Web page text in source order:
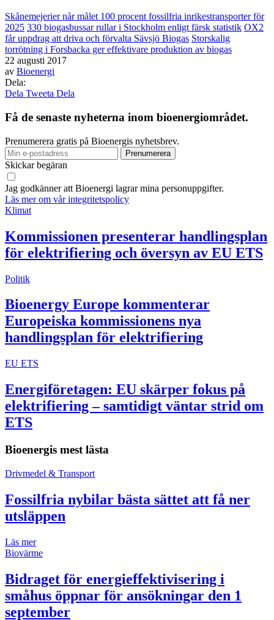
Skånemejerier når målet 100 procent fossilfria inrikestransporter för
2025 330 biogasbussar rullar i Stockholm enligt färsk statistik OX2
får uppdrag att driva och förvalta Sävsjö Biogas Storskalig
torrötning i Forsbacka ger effektivare produktion av biogas
22 augusti 2017
av Bioenergi
Dela:
Dela Tweeta Dela
Få de senaste nyheterna inom bioenergiområdet.
Prenumerera gratis på Bioenergis nyhetsbrev.
Skickar begäran
Jag godkänner att Bioenergi lagrar mina personuppgifter.
Läs mer om vår integritetspolicy
Klimat
Kommissionen presenterar handlingsplan
för elektrifiering och översyn av EU ETS
Politik
Bioenergy Europe kommenterar
Europeiska kommissionens nya
handlingsplan för elektrifiering
EU ETS
Energiföretagen: EU skärper fokus på
elektrifiering – samtidigt väntar strid om
ETS
Bioenergis mest lästa
Drivmedel & Transport
Fossilfria nybilar bästa sättet att få ner
utsläppen
Läs mer
Biovärme
Bidraget för energieffektivisering i
småhus öppnar för ansökningar den 1
september